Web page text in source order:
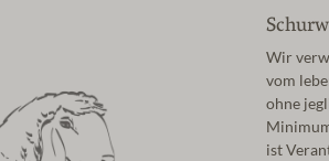
Wir
vom
ohne
ist